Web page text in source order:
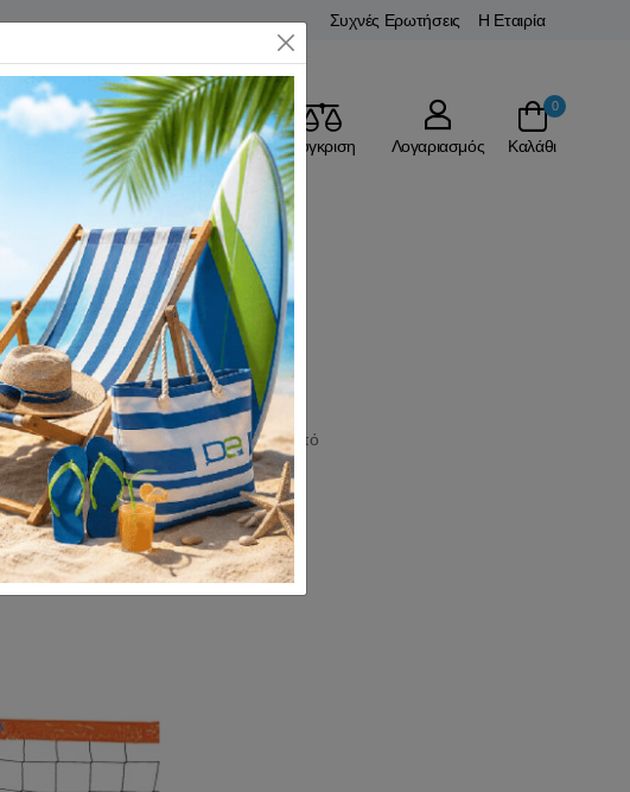
Συχνές Ερωτήσεις Η Εταιρία
Αγαπημένα Σύγκριση Λογαριασμός
0
Καλάθι
του beach volley. Αγόρασε το εύκολα από
Close